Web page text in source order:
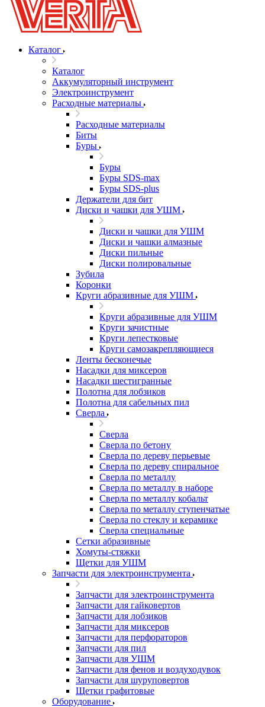
Каталог
Каталог
Аккумуляторный инструмент
Электроинструмент
Расходные материалы
Расходные материалы
Биты
Буры
Буры
Буры SDS-max
Буры SDS-plus
Держатели для бит
Диски и чашки для УШМ
Диски и чашки для УШМ
Диски и чашки алмазные
Диски пильные
Диски полировальные
Зубила
Коронки
Круги абразивные для УШМ
Круги абразивные для УШМ
Круги зачистные
Круги лепестковые
Круги самозакрепляющиеся
Ленты бесконечые
Насадки для миксеров
Насадки шестигранные
Полотна для лобзиков
Полотна для сабельных пил
Сверла
Сверла
Сверла по бетону
Сверла по дереву перьевые
Сверла по дереву спиральное
Сверла по металлу
Сверла по металлу в наборе
Сверла по металлу кобальт
Сверла по металлу ступенчатые
Сверла по стеклу и керамике
Сверла специальные
Сетки абразивные
Хомуты-стяжки
Щетки для УШМ
Запчасти для электроинструмента
Запчасти для электроинструмента
Запчасти для гайковертов
Запчасти для лобзиков
Запчасти для миксеров
Запчасти для перфораторов
Запчасти для пил
Запчасти для УШМ
Запчасти для фенов и воздуходувок
Запчасти для шуруповертов
Щетки графитовые
Оборудование